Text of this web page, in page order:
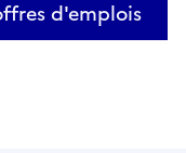
d'emplois